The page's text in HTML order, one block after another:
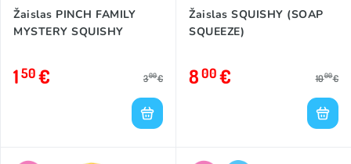
Žaislas PINCH FAMILY
MYSTERY SQUISHY
150€ 300€
Žaislas SQUISHY (SOAP
SQUEEZE)
800€ 1000€